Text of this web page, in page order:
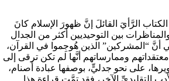
الرَّأيَ القائلَ إنَّ ظهورَ الإسلام كانَ
بين التوحيديين أكثر من الجدال
أنَّ “المشركين” الذين هُوجِموا في القرآن،
وممارساتهم أنَّها لم تكن ترقى إلى
على نحو جدليٍّ، بوصفها عبادة أصنام،
التقليديِّ الآخر، فقد تمَّت قراءة هذا